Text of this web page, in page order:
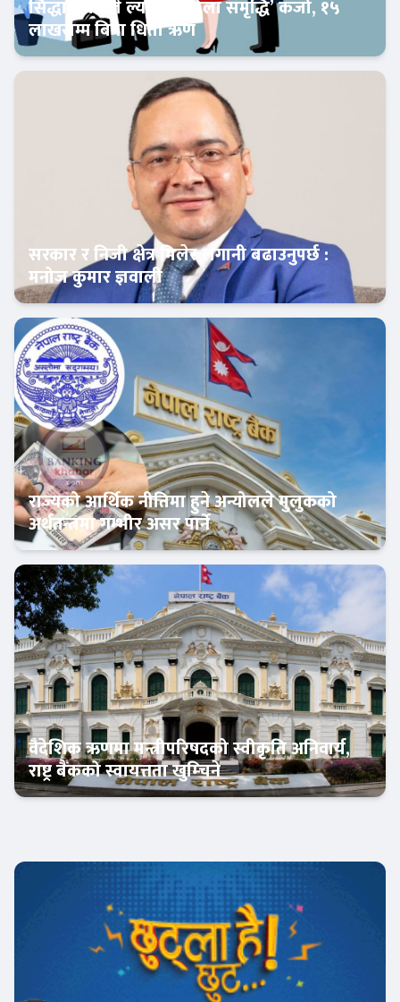
सिद्धार्थ बैंकले ल्यायो ‘महिला समृद्धि’ कर्जा, १५
लाखसम्म बिना धितो ऋण
Banner News
सरकार र निजी क्षेत्र मिलेर लगानी बढाउनुपर्छ :
मनोज कुमार ज्ञवाली
Banner News
राज्यको आर्थिक नीतिमा हुने अन्योलले मुलुकको
अर्थतन्त्रमा गम्भीर असर पार्ने
वैदेशिक ऋणमा मन्त्रीपरिषदको स्वीकृति अनिवार्य,
राष्ट्र बैंकको स्वायत्तता खुम्चिने